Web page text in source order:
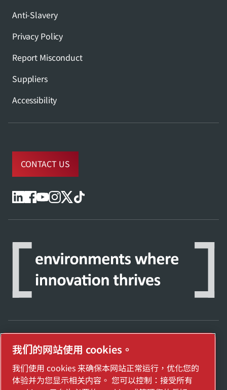
Anti-Slavery
Privacy Policy
Report Misconduct
Suppliers
Accessibility
CONTACT US
探索阿特拉斯·科普柯集团如何利用科技变革
未来。
访问Atlas Copco Group网站
我们的网站使用 cookies。
我们使用 cookies 来确保本网站正常运行，优化您的
体验并为您显示相关内容。 您可以控制：接受所有